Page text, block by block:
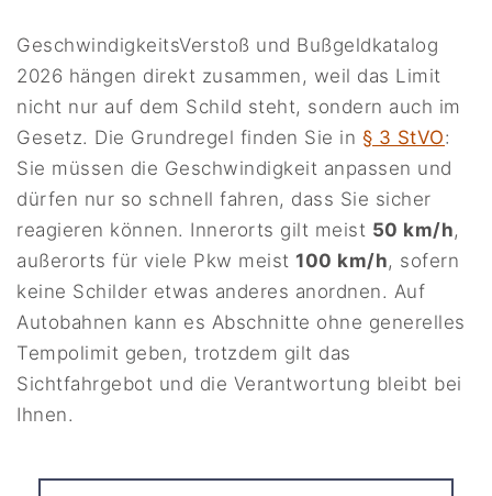
GeschwindigkeitsVerstoß und Bußgeldkatalog
2026 hängen direkt zusammen, weil das Limit
nicht nur auf dem Schild steht, sondern auch im
Gesetz. Die Grundregel finden Sie in § 3 StVO:
Sie müssen die Geschwindigkeit anpassen und
dürfen nur so schnell fahren, dass Sie sicher
reagieren können. Innerorts gilt meist 50 km/h,
außerorts für viele Pkw meist100 km/h, sofern
keine Schilder etwas anderes anordnen. Auf
Autobahnen kann es Abschnitte ohne generelles
Tempolimit geben, trotzdem gilt das
Sichtfahrgebot und die Verantwortung bleibt bei
Ihnen.